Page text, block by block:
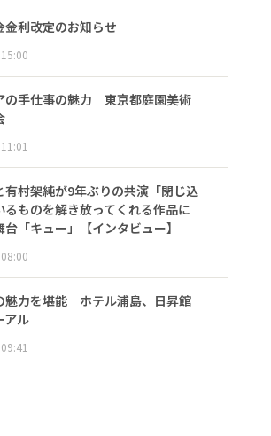
金利改定のお知らせ
の手仕事の魅力 東京都庭園美術
有村架純が9年ぶりの共演「閉じ込
るものを解き放ってくれる作品に
「キュー」【インタビュー】
魅力を堪能 ホテル浦島、日昇館
アル